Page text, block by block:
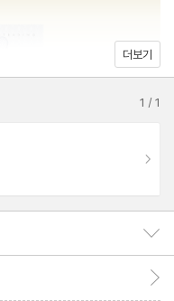
향을 잃고 헤매는 투자자까
기본기를 제대로 다질 수
계. 투자의 핵심 ‘지식’/ 2
계. ‘투자 전략’에 정답은
’하라/ 5단계. 변수는 디폴
계적으로/ 7단계. ‘반성’은
복’
된다/ 주식 잘하는 법 “매
더보기
1 /1